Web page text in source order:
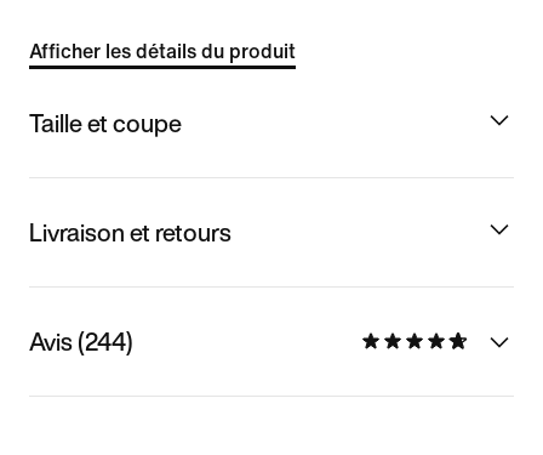
Afficher les détails du produit
Taille et coupe
Livraison et retours
Avis (244)